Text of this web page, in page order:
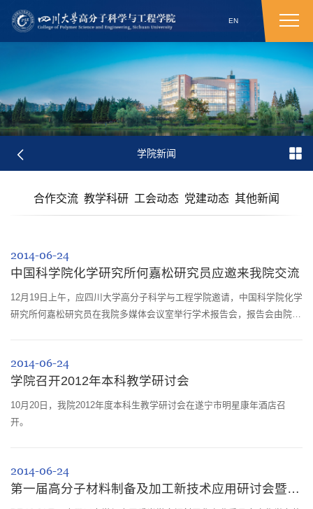
EN
学院新闻
合作交流 教学科研 工会动态 党建动态 其他新闻
2014-06-24
中国科学院化学研究所何嘉松研究员应邀来我院交流
12月19日上午，应四川大学高分子科学与工程学院邀请，中国科学院化学
研究所何嘉松研究员在我院多媒体会议室举行学术报告会，报告会由院长
2014-06-24
学院召开2012年本科教学研讨会
10月20日，我院2012年度本科生教学研讨会在遂宁市明星康年酒店召
开。
2014-06-24
第一届高分子材料制备及加工新技术应用研讨会暨第三届电子束固化技术高级研讨班在...